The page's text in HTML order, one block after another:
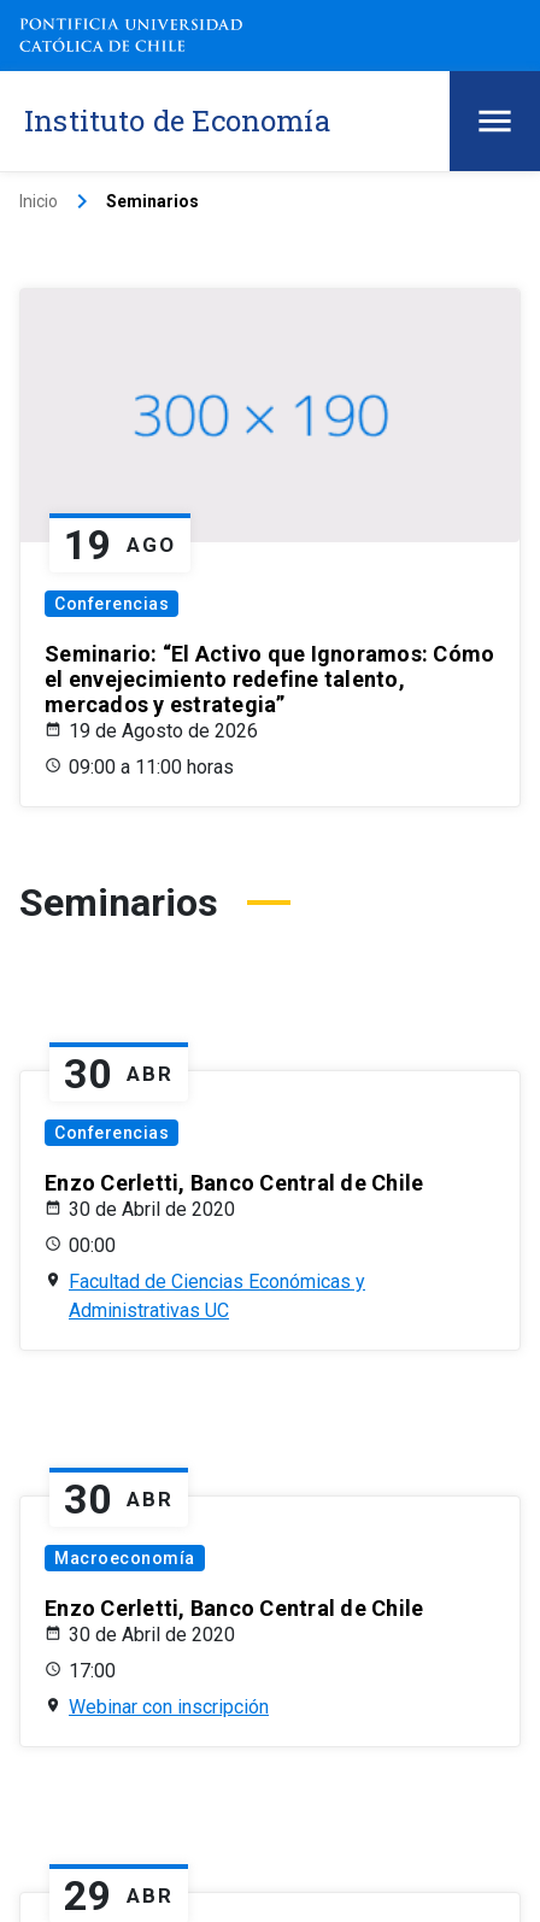
Instituto de Economía
Inicio keyboard_arrow_right Seminarios
19 AGO
Conferencias
Seminario: “El Activo que Ignoramos: Cómo
el envejecimiento redefine talento,
mercados y estrategia”
19 de Agosto de 2026
09:00 a 11:00 horas
Seminarios
30 ABR
Conferencias
Enzo Cerletti, Banco Central de Chile
30 de Abril de 2020
00:00
Facultad de Ciencias Económicas y
Administrativas UC
30 ABR
Macroeconomía
Enzo Cerletti, Banco Central de Chile
30 de Abril de 2020
17:00
Webinar con inscripción
29 ABR